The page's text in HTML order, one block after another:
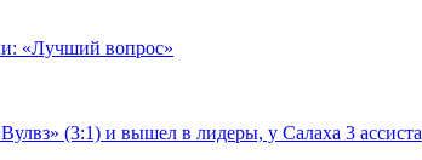
«Лучший вопрос»
(3:1) и вышел в лидеры, у Салаха 3 ассиста